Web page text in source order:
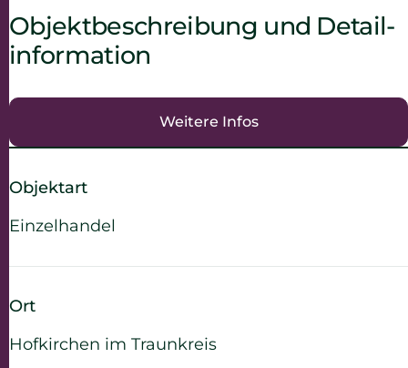
Objekt­beschreibung und Detail­
information
Weitere Infos
Objektart
Einzelhandel
Ort
Hofkirchen im Traunkreis